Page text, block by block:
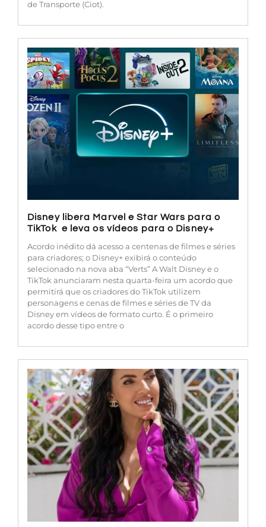
de Transporte (Ciot).
Disney libera Marvel e Star Wars para o
TikTok e leva os vídeos para o Disney+
Acordo inédito dá acesso a centenas de filmes e séries
para criadores; o Disney+ exibirá o conteúdo
selecionado na nova aba “Verts” A Walt Disney e o
TikTok anunciaram nesta quarta-feira um acordo que
permitirá que os criadores do TikTok utilizem
personagens e cenas de filmes e séries de TV da
Disney em vídeos de formato curto. É o primeiro
acordo desse tipo entre o